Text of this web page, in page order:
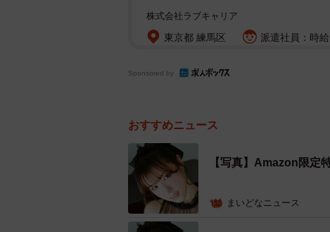
株式会社ラブキャリア
東京都 練馬区 派遣社員：時
Sponsored by
おすすめニュース
【写真】Amazon限定
まいどなニュース